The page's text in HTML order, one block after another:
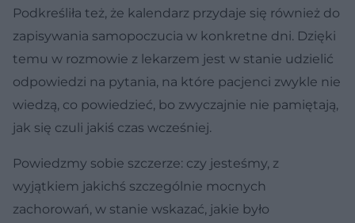
Podkreśliła też, że kalendarz przydaje się również do
zapisywania samopoczucia w konkretne dni. Dzięki
temu w rozmowie z lekarzem jest w stanie udzielić
odpowiedzi na pytania, na które pacjenci zwykle nie
wiedzą, co powiedzieć, bo zwyczajnie nie pamiętają,
jak się czuli jakiś czas wcześniej.
Powiedzmy sobie szczerze: czy jesteśmy, z
wyjątkiem jakichś szczególnie mocnych
zachorowań, w stanie wskazać, jakie było